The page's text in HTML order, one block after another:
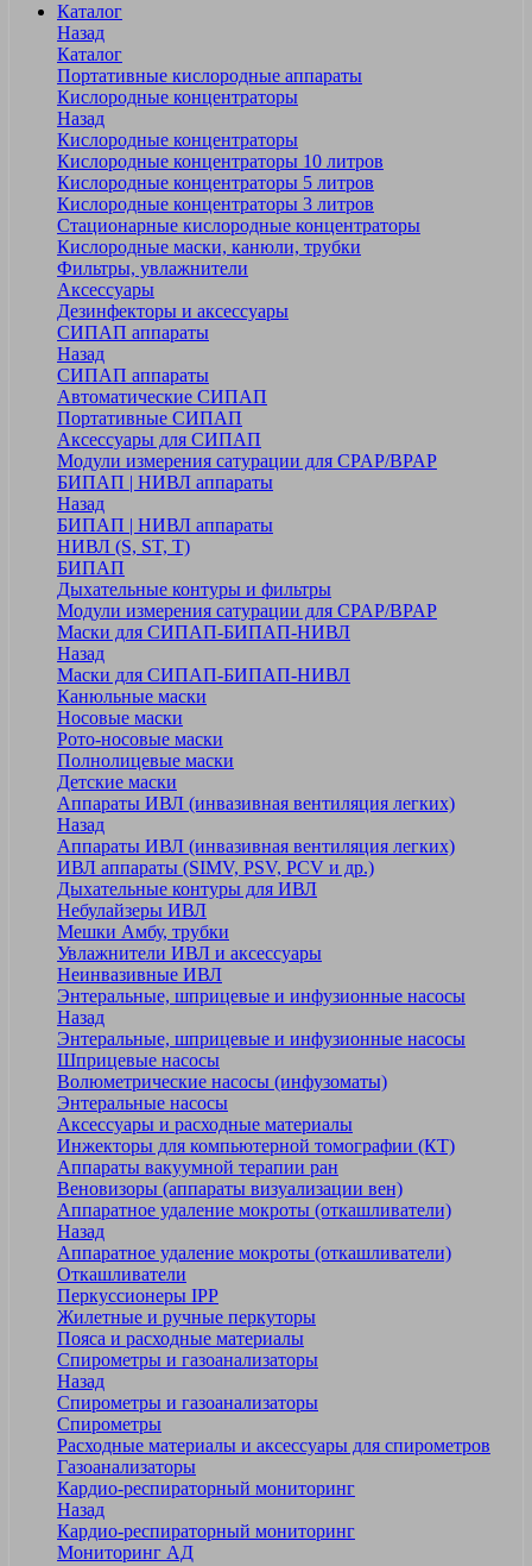
Каталог
Назад
Каталог
Портативные кислородные аппараты
Кислородные концентраторы
Назад
Кислородные концентраторы
Кислородные концентраторы 10 литров
Кислородные концентраторы 5 литров
Кислородные концентраторы 3 литров
Стационарные кислородные концентраторы
Кислородные маски, канюли, трубки
Фильтры, увлажнители
Аксессуары
Дезинфекторы и аксессуары
СИПАП аппараты
Назад
СИПАП аппараты
Автоматические СИПАП
Портативные СИПАП
Аксессуары для СИПАП
Модули измерения сатурации для CPAP/BPAP
БИПАП | НИВЛ аппараты
Назад
БИПАП | НИВЛ аппараты
НИВЛ (S, ST, T)
БИПАП
Дыхательные контуры и фильтры
Модули измерения сатурации для CPAP/BPAP
Маски для СИПАП-БИПАП-НИВЛ
Назад
Маски для СИПАП-БИПАП-НИВЛ
Канюльные маски
Носовые маски
Рото-носовые маски
Полнолицевые маски
Детские маски
Аппараты ИВЛ (инвазивная вентиляция легких)
Назад
Аппараты ИВЛ (инвазивная вентиляция легких)
ИВЛ аппараты (SIMV, PSV, PCV и др.)
Дыхательные контуры для ИВЛ
Небулайзеры ИВЛ
Мешки Амбу, трубки
Увлажнители ИВЛ и аксессуары
Неинвазивные ИВЛ
Энтеральные, шприцевые и инфузионные насосы
Назад
Энтеральные, шприцевые и инфузионные насосы
Шприцевые насосы
Волюметрические насосы (инфузоматы)
Энтеральные насосы
Аксессуары и расходные материалы
Инжекторы для компьютерной томографии (КТ)
Аппараты вакуумной терапии ран
Веновизоры (аппараты визуализации вен)
Аппаратное удаление мокроты (откашливатели)
Назад
Аппаратное удаление мокроты (откашливатели)
Откашливатели
Перкуссионеры IPP
Жилетные и ручные перкуторы
Пояса и расходные материалы
Спирометры и газоанализаторы
Назад
Спирометры и газоанализаторы
Спирометры
Расходные материалы и аксессуары для спирометров
Газоанализаторы
Кардио-респираторный мониторинг
Назад
Кардио-респираторный мониторинг
Мониторинг АД